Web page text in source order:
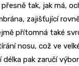
tak, jak má,
zajišťující
přítomná také
nosu, což ve
pak zaručí